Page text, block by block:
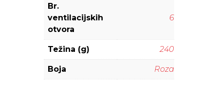
Br.
ventilacijskih
otvora
6
Težina (g) 240
Boja Roza